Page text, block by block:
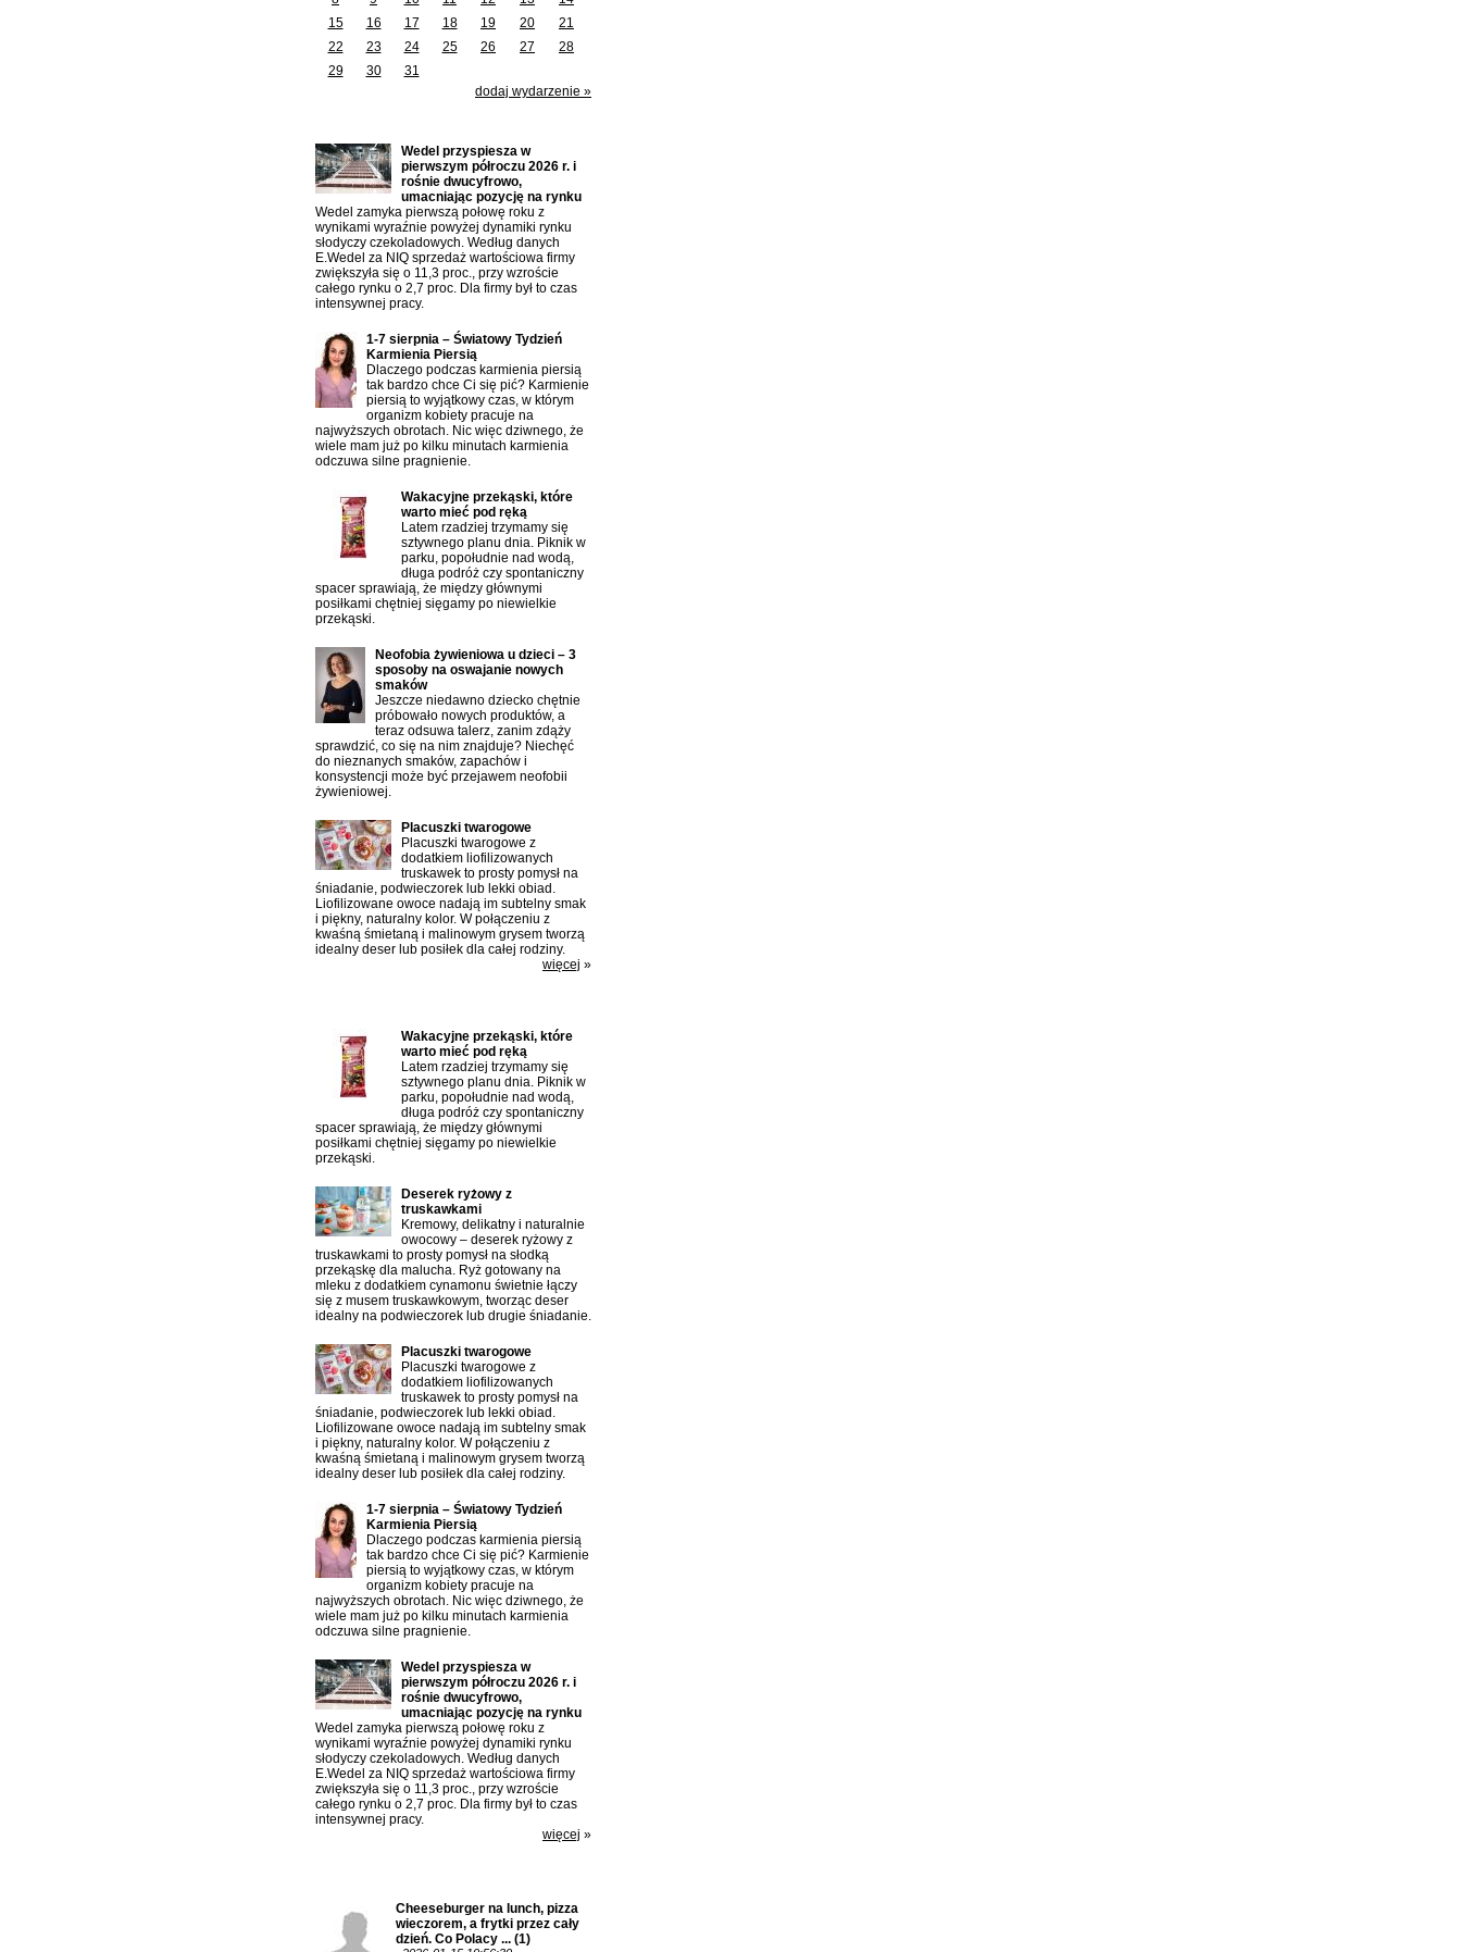
15
16 17 18 19 20
21
22
23 24 25 26 27
28
29
30
31
dodaj wydarzenie »
Wedel przyspiesza w
pierwszym półroczu 2026 r. i
rośnie dwucyfrowo,
umacniając pozycję na rynku
Wedel zamyka pierwszą połowę roku z
wynikami wyraźnie powyżej dynamiki rynku
słodyczy czekoladowych. Według danych
E.Wedel za NIQ sprzedaż wartościowa firmy
zwiększyła się o 11,3 proc., przy wzroście
całego rynku o 2,7 proc. Dla firmy był to czas
intensywnej pracy.
1-7 sierpnia – Światowy Tydzień
Karmienia Piersią
Dlaczego podczas karmienia piersią
tak bardzo chce Ci się pić? Karmienie
piersią to wyjątkowy czas, w którym
organizm kobiety pracuje na
najwyższych obrotach. Nic więc dziwnego, że
wiele mam już po kilku minutach karmienia
odczuwa silne pragnienie.
Wakacyjne przekąski, które
warto mieć pod ręką
Latem rzadziej trzymamy się
sztywnego planu dnia. Piknik w
parku, popołudnie nad wodą,
długa podróż czy spontaniczny
spacer sprawiają, że między głównymi
posiłkami chętniej sięgamy po niewielkie
przekąski.
Neofobia żywieniowa u dzieci – 3
sposoby na oswajanie nowych
smaków
Jeszcze niedawno dziecko chętnie
próbowało nowych produktów, a
teraz odsuwa talerz, zanim zdąży
sprawdzić, co się na nim znajduje? Niechęć
do nieznanych smaków, zapachów i
konsystencji może być przejawem neofobii
żywieniowej.
Placuszki twarogowe
Placuszki twarogowe z
dodatkiem liofilizowanych
truskawek to prosty pomysł na
śniadanie, podwieczorek lub lekki obiad.
Liofilizowane owoce nadają im subtelny smak
i piękny, naturalny kolor. W połączeniu z
kwaśną śmietaną i malinowym grysem tworzą
idealny deser lub posiłek dla całej rodziny.
więcej »
Wakacyjne przekąski, które
warto mieć pod ręką
Latem rzadziej trzymamy się
sztywnego planu dnia. Piknik w
parku, popołudnie nad wodą,
długa podróż czy spontaniczny
spacer sprawiają, że między głównymi
posiłkami chętniej sięgamy po niewielkie
przekąski.
Deserek ryżowy z
truskawkami
Kremowy, delikatny i naturalnie
owocowy – deserek ryżowy z
truskawkami to prosty pomysł na słodką
przekąskę dla malucha. Ryż gotowany na
mleku z dodatkiem cynamonu świetnie łączy
się z musem truskawkowym, tworząc deser
idealny na podwieczorek lub drugie śniadanie.
Placuszki twarogowe
Placuszki twarogowe z
dodatkiem liofilizowanych
truskawek to prosty pomysł na
śniadanie, podwieczorek lub lekki obiad.
Liofilizowane owoce nadają im subtelny smak
i piękny, naturalny kolor. W połączeniu z
kwaśną śmietaną i malinowym grysem tworzą
idealny deser lub posiłek dla całej rodziny.
1-7 sierpnia – Światowy Tydzień
Karmienia Piersią
Dlaczego podczas karmienia piersią
tak bardzo chce Ci się pić? Karmienie
piersią to wyjątkowy czas, w którym
organizm kobiety pracuje na
najwyższych obrotach. Nic więc dziwnego, że
wiele mam już po kilku minutach karmienia
odczuwa silne pragnienie.
Wedel przyspiesza w
pierwszym półroczu 2026 r. i
rośnie dwucyfrowo,
umacniając pozycję na rynku
Wedel zamyka pierwszą połowę roku z
wynikami wyraźnie powyżej dynamiki rynku
słodyczy czekoladowych. Według danych
E.Wedel za NIQ sprzedaż wartościowa firmy
zwiększyła się o 11,3 proc., przy wzroście
całego rynku o 2,7 proc. Dla firmy był to czas
intensywnej pracy.
więcej »
Cheeseburger na lunch, pizza
wieczorem, a frytki przez cały
dzień. Co Polacy ... (1)